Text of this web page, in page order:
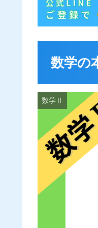
数学の
数学Ⅱ